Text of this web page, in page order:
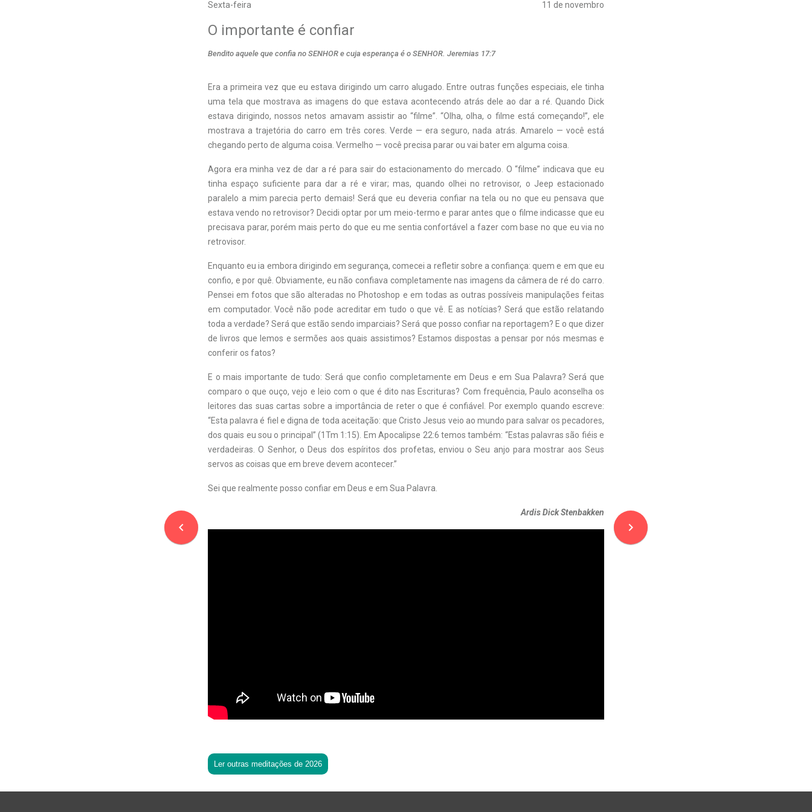
Sexta-feira 11 de novembro
navigate_before
O importante é confiar
Bendito aquele que confia no SENHOR e cuja esperança é o SENHOR. Jeremias 17:7
Era a primeira vez que eu estava dirigindo um carro alugado. Entre outras funções especiais, ele tinha
uma tela que mostrava as imagens do que estava acontecendo atrás dele ao dar a ré. Quando Dick
estava dirigindo, nossos netos amavam assistir ao “filme”. “Olha, olha, o filme está começando!”, ele
mostrava a trajetória do carro em três cores. Verde — era seguro, nada atrás. Amarelo — você está
chegando perto de alguma coisa. Vermelho — você precisa parar ou vai bater em alguma coisa.
Agora era minha vez de dar a ré para sair do estacionamento do mercado. O “filme” indicava que eu
tinha espaço suficiente para dar a ré e virar; mas, quando olhei no retrovisor, o Jeep estacionado
paralelo a mim parecia perto demais! Será que eu deveria confiar na tela ou no que eu pensava que
estava vendo no retrovisor? Decidi optar por um meio-termo e parar antes que o filme indicasse que eu
precisava parar, porém mais perto do que eu me sentia confortável a fazer com base no que eu via no
retrovisor.
Enquanto eu ia embora dirigindo em segurança, comecei a refletir sobre a confiança: quem e em que eu
confio, e por quê. Obviamente, eu não confiava completamente nas imagens da câmera de ré do carro.
Pensei em fotos que são alteradas no Photoshop e em todas as outras possíveis manipulações feitas
em computador. Você não pode acreditar em tudo o que vê. E as notícias? Será que estão relatando
toda a verdade? Será que estão sendo imparciais? Será que posso confiar na reportagem? E o que dizer
de livros que lemos e sermões aos quais assistimos? Estamos dispostas a pensar por nós mesmas e
conferir os fatos?
E o mais importante de tudo: Será que confio completamente em Deus e em Sua Palavra? Será que
comparo o que ouço, vejo e leio com o que é dito nas Escrituras? Com frequência, Paulo aconselha os
leitores das suas cartas sobre a importância de reter o que é confiável. Por exemplo quando escreve:
“Esta palavra é fiel e digna de toda aceitação: que Cristo Jesus veio ao mundo para salvar os pecadores,
dos quais eu sou o principal” (1Tm 1:15). Em Apocalipse 22:6 temos também: “Estas palavras são fiéis e
verdadeiras. O Senhor, o Deus dos espíritos dos profetas, enviou o Seu anjo para mostrar aos Seus
servos as coisas que em breve devem acontecer.”
Sei que realmente posso confiar em Deus e em Sua Palavra.
Ardis Dick Stenbakken
Ler outras meditações de 2026
navigate_next